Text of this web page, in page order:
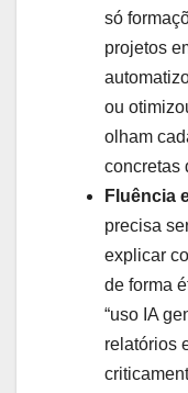
só
projetos
ou
olham
concretas
Fluência
precisa
explicar
de forma
“uso IA
relatórios